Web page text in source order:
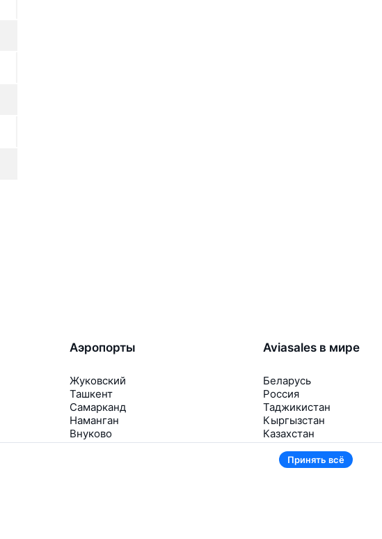
Аэропорты
Жуковский
Ташкент
Самарканд
Наманган
Внуково
Ещё 5 аэропортов
Aviasales в мире
Беларусь
Россия
Таджикистан
Кыргызстан
Казахстан
Ещё 2 страны
Принять всё